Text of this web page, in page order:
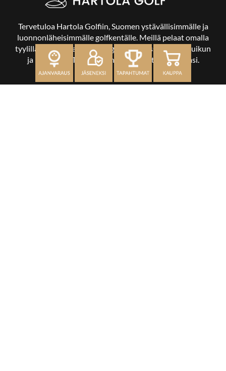
Tervetuloa Hartola Golfiin, Suomen ystävällisimmälle ja
luonnonläheisimmälle golfkentälle. Meillä pelaat omalla
tyylilläsi ja tasollasi – ja bongaat halutessasi vaikka uikun
ja kuikankin. Tärkeintä on, että nautit vierailustasi.